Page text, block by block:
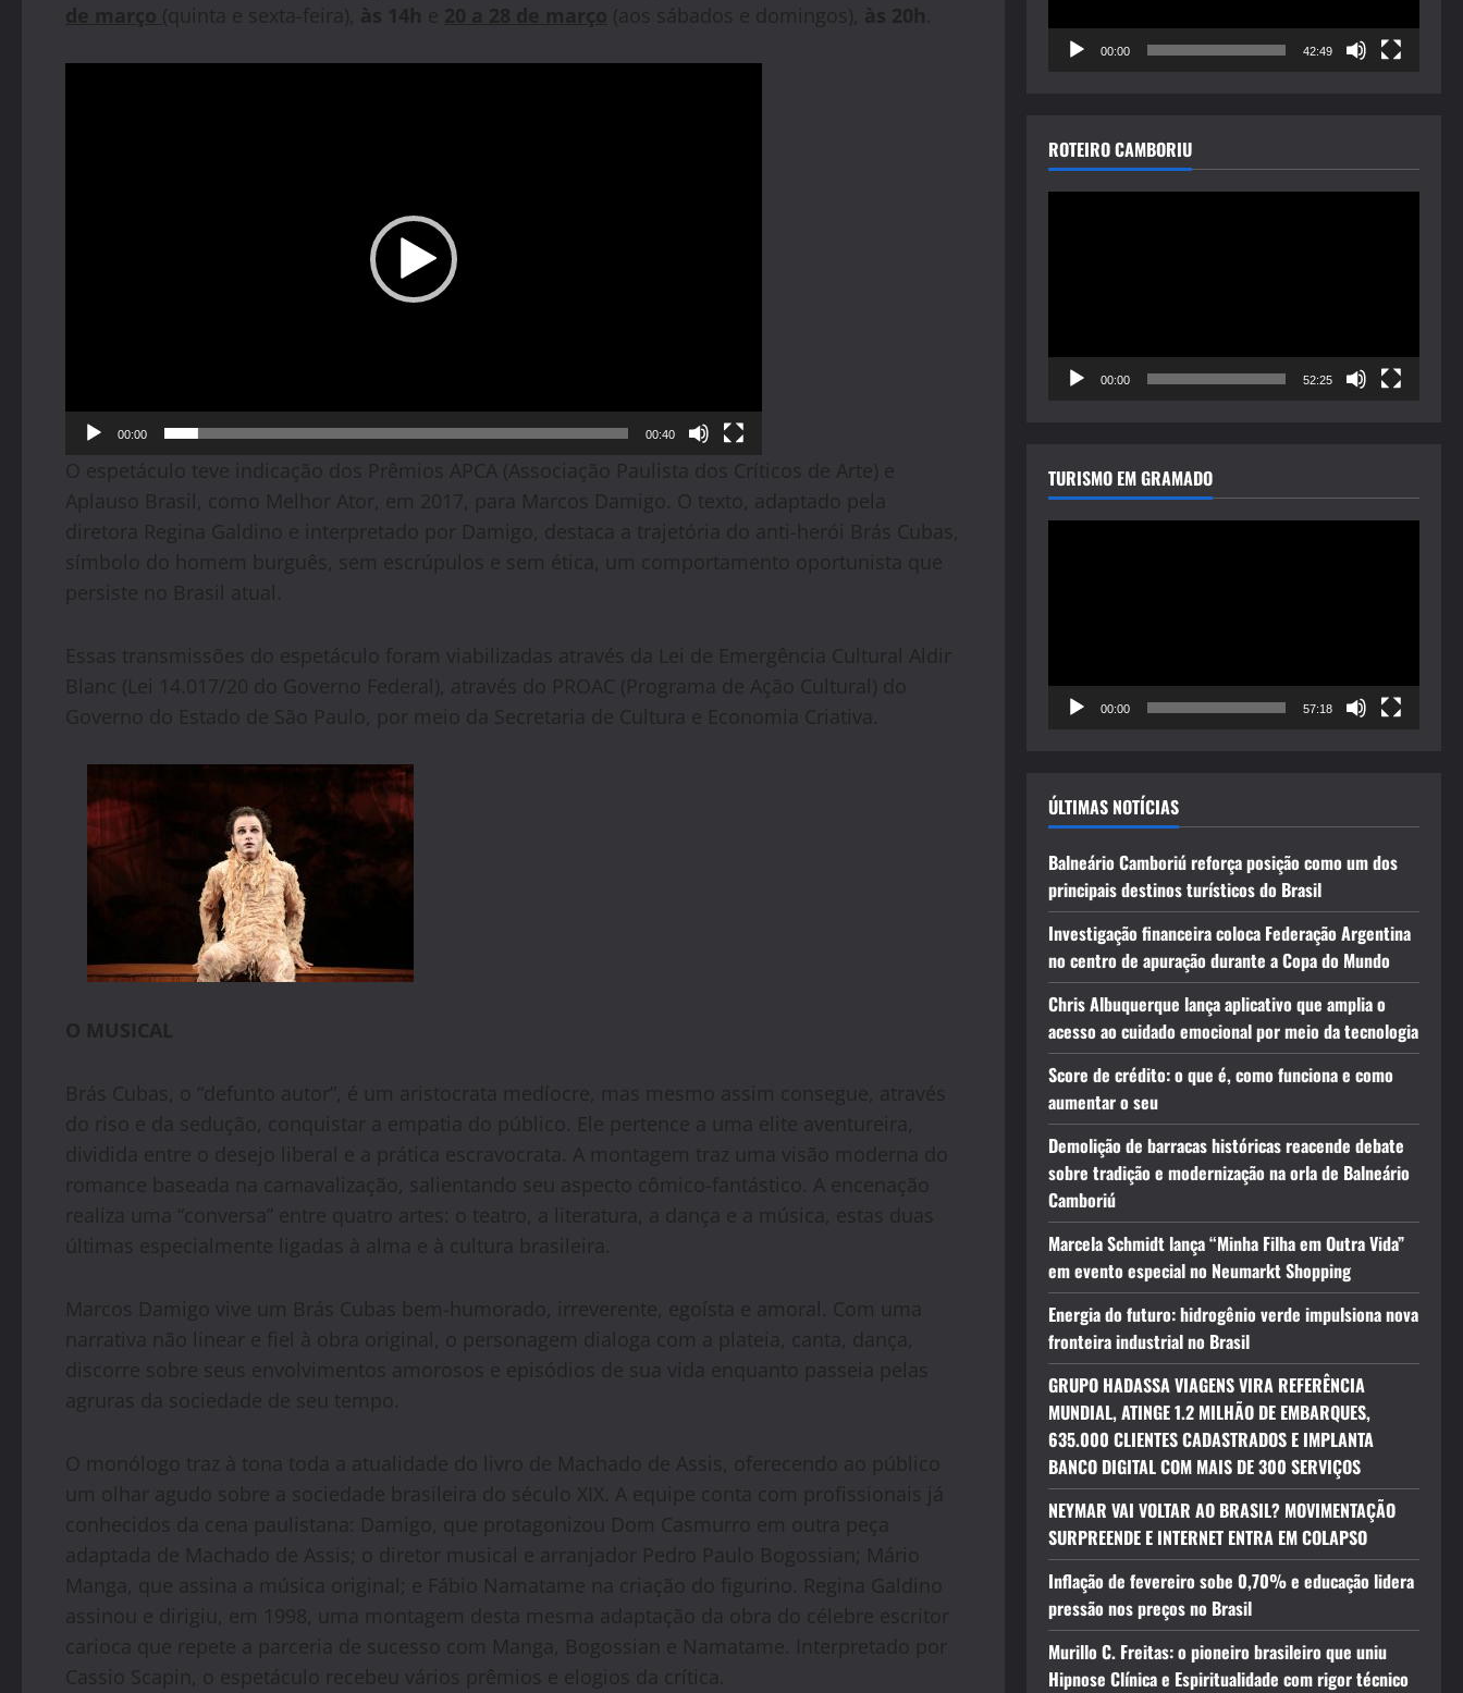
de março (quinta e sexta-feira), às 14h e 20 a 28 de março (aos sábados e domingos), às 20h.
00:00 00:40
O espetáculo teve indicação dos Prêmios APCA (Associação Paulista dos Críticos de Arte) e
Aplauso Brasil, como Melhor Ator, em 2017, para Marcos Damigo. O texto, adaptado pela
diretora Regina Galdino e interpretado por Damigo, destaca a trajetória do anti-herói Brás Cubas,
símbolo do homem burguês, sem escrúpulos e sem ética, um comportamento oportunista que
persiste no Brasil atual.
Essas transmissões do espetáculo foram viabilizadas através da Lei de Emergência Cultural Aldir
Blanc (Lei 14.017/20 do Governo Federal), através do PROAC (Programa de Ação Cultural) do
Governo do Estado de São Paulo, por meio da Secretaria de Cultura e Economia Criativa.
O MUSICAL
Brás Cubas, o “defunto autor”, é um aristocrata medíocre, mas mesmo assim consegue, através
do riso e da sedução, conquistar a empatia do público. Ele pertence a uma elite aventureira,
dividida entre o desejo liberal e a prática escravocrata. A montagem traz uma visão moderna do
romance baseada na carnavalização, salientando seu aspecto cômico-fantástico. A encenação
realiza uma “conversa” entre quatro artes: o teatro, a literatura, a dança e a música, estas duas
últimas especialmente ligadas à alma e à cultura brasileira.
Marcos Damigo vive um Brás Cubas bem-humorado, irreverente, egoísta e amoral. Com uma
narrativa não linear e fiel à obra original, o personagem dialoga com a plateia, canta, dança,
discorre sobre seus envolvimentos amorosos e episódios de sua vida enquanto passeia pelas
agruras da sociedade de seu tempo.
O monólogo traz à tona toda a atualidade do livro de Machado de Assis, oferecendo ao público
um olhar agudo sobre a sociedade brasileira do século XIX. A equipe conta com profissionais já
conhecidos da cena paulistana: Damigo, que protagonizou Dom Casmurro em outra peça
adaptada de Machado de Assis; o diretor musical e arranjador Pedro Paulo Bogossian; Mário
Manga, que assina a música original; e Fábio Namatame na criação do figurino. Regina Galdino
assinou e dirigiu, em 1998, uma montagem desta mesma adaptação da obra do célebre escritor
carioca que repete a parceria de sucesso com Manga, Bogossian e Namatame. Interpretado por
Cassio Scapin, o espetáculo recebeu vários prêmios e elogios da crítica.
00:00 42:49
ROTEIRO CAMBORIU
00:00 52:25
TURISMO EM GRAMADO
00:00 57:18
ÚLTIMAS NOTÍCIAS
Balneário Camboriú reforça posição como um dos
principais destinos turísticos do Brasil
Investigação financeira coloca Federação Argentina
no centro de apuração durante a Copa do Mundo
Chris Albuquerque lança aplicativo que amplia o
acesso ao cuidado emocional por meio da tecnologia
Score de crédito: o que é, como funciona e como
aumentar o seu
Demolição de barracas históricas reacende debate
sobre tradição e modernização na orla de Balneário
Camboriú
Marcela Schmidt lança “Minha Filha em Outra Vida”
em evento especial no Neumarkt Shopping
Energia do futuro: hidrogênio verde impulsiona nova
fronteira industrial no Brasil
GRUPO HADASSA VIAGENS VIRA REFERÊNCIA
MUNDIAL, ATINGE 1.2 MILHÃO DE EMBARQUES,
635.000 CLIENTES CADASTRADOS E IMPLANTA
BANCO DIGITAL COM MAIS DE 300 SERVIÇOS
NEYMAR VAI VOLTAR AO BRASIL? MOVIMENTAÇÃO
SURPREENDE E INTERNET ENTRA EM COLAPSO
Inflação de fevereiro sobe 0,70% e educação lidera
pressão nos preços no Brasil
Murillo C. Freitas: o pioneiro brasileiro que uniu
Hipnose Clínica e Espiritualidade com rigor técnico